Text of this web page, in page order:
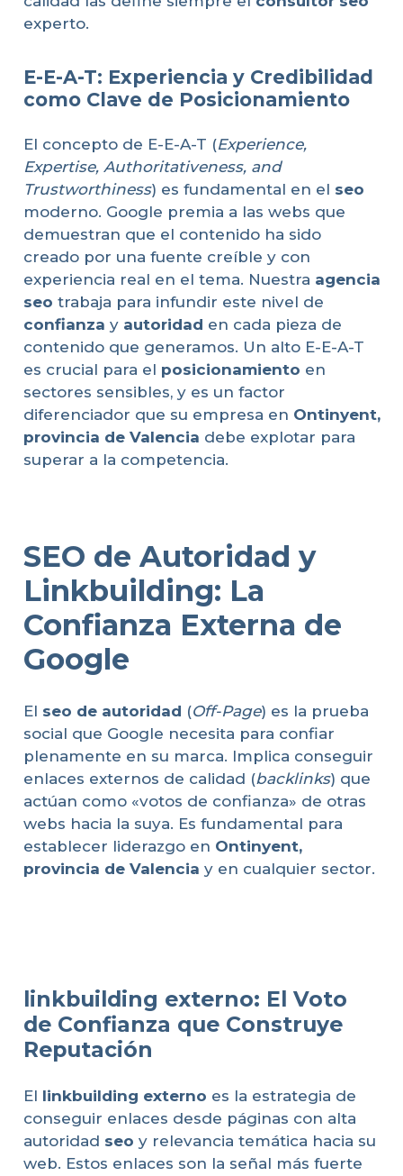
experto.
E-E-A-T: Experiencia y Credibilidad
como Clave de Posicionamiento
El concepto de E-E-A-T (Experience,
Expertise, Authoritativeness, and
Trustworthiness) es fundamental en el seo
moderno. Google premia a las webs que
demuestran que el contenido ha sido
creado por una fuente creíble y con
experiencia real en el tema. Nuestra agencia
seo trabaja para infundir este nivel de
confianza y autoridad en cada pieza de
contenido que generamos. Un alto E-E-A-T
es crucial para el posicionamiento en
sectores sensibles, y es un factor
diferenciador que su empresa en Ontinyent,
provincia de Valencia debe explotar para
superar a la competencia.
SEO de Autoridad y
Linkbuilding: La
Confianza Externa de
Google
El seo de autoridad (Off-Page) es la prueba
social que Google necesita para confiar
plenamente en su marca. Implica conseguir
enlaces externos de calidad (backlinks) que
actúan como «votos de confianza» de otras
webs hacia la suya. Es fundamental para
establecer liderazgo en Ontinyent,
provincia de Valencia y en cualquier sector.
linkbuilding externo: El Voto
de Confianza que Construye
Reputación
El linkbuilding externo es la estrategia de
conseguir enlaces desde páginas con alta
autoridad seo y relevancia temática hacia su
web. Estos enlaces son la señal más fuerte